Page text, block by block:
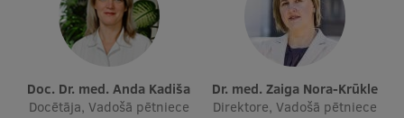
Vēsture un tradīcijas
Identitāte
RSU fonds
Doc. Dr. med. Anda Kadiša
Docētāja, Vadošā pētniece
Dr. med. Zaiga Nora-Krūkle
Direktore, Vadošā pētniece